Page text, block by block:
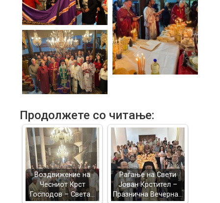
Продолжете со читање:
Воздвижение на
Чесниот Крст
Господов – Света…
Раѓање на Свети
Јован Крстител –
Празнична Вечерна…